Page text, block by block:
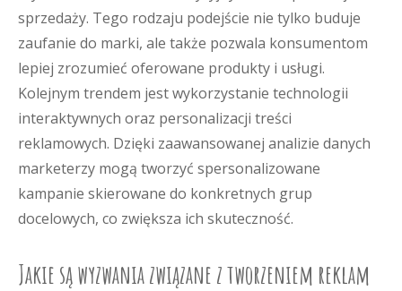
sprzedaży. Tego rodzaju podejście nie tylko buduje
zaufanie do marki, ale także pozwala konsumentom
lepiej zrozumieć oferowane produkty i usługi.
Kolejnym trendem jest wykorzystanie technologii
interaktywnych oraz personalizacji treści
reklamowych. Dzięki zaawansowanej analizie danych
marketerzy mogą tworzyć spersonalizowane
kampanie skierowane do konkretnych grup
docelowych, co zwiększa ich skuteczność.
Jakie są wyzwania związane z tworzeniem reklam